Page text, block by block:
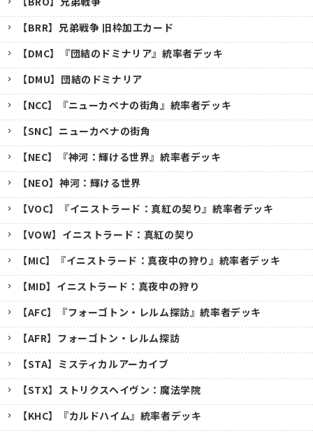
【BRR】兄弟戦争 旧枠加工カード
【DMC】『団結のドミナリア』統率者デッキ
【DMU】団結のドミナリア
【NCC】『ニューカペナの街角』統率者デッキ
【SNC】ニューカペナの街角
【NEC】『神河：輝ける世界』統率者デッキ
【NEO】神河：輝ける世界
【VOC】『イニストラード：真紅の契り』統率者デッキ
【VOW】イニストラード：真紅の契り
【MIC】『イニストラード：真夜中の狩り』統率者デッキ
【MID】イニストラード：真夜中の狩り
【AFC】『フォーゴトン・レルム探訪』統率者デッキ
【AFR】フォーゴトン・レルム探訪
【STA】ミスティカルアーカイブ
【STX】ストリクスヘイヴン：魔法学院
【KHC】『カルドハイム』統率者デッキ